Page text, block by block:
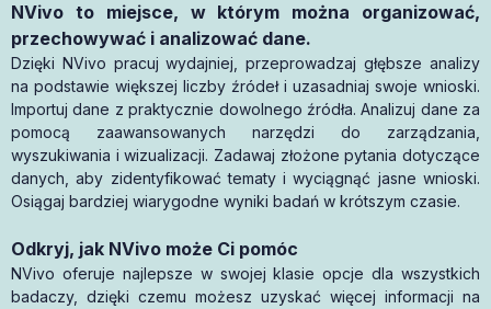
NVivo to miejsce, w którym można organizować,
przechowywać i analizować dane.
Dzięki NVivo pracuj wydajniej, przeprowadzaj głębsze analizy
na podstawie większej liczby źródeł i uzasadniaj swoje wnioski.
Importuj dane z praktycznie dowolnego źródła. Analizuj dane za
pomocą zaawansowanych narzędzi do zarządzania,
wyszukiwania i wizualizacji. Zadawaj złożone pytania dotyczące
danych, aby zidentyfikować tematy i wyciągnąć jasne wnioski.
Osiągaj bardziej wiarygodne wyniki badań w krótszym czasie.
Odkryj, jak NVivo może Ci pomóc
NVivo oferuje najlepsze w swojej klasie opcje dla wszystkich
badaczy, dzięki czemu możesz uzyskać więcej informacji na